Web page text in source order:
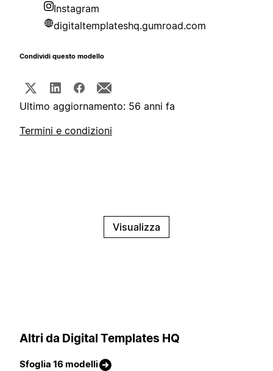
Instagram
digitaltemplateshq.gumroad.com
Condividi questo modello
Ultimo aggiornamento: 56 anni fa
Termini e condizioni
Visualizza
Altri da Digital Templates HQ
Sfoglia 16 modelli